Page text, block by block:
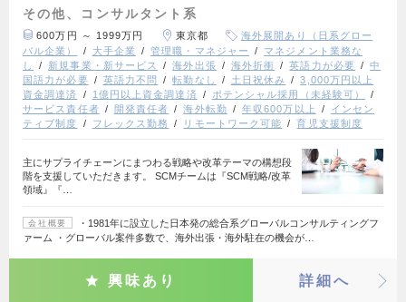
その他、コンサルタント系
600万円 ～ 1999万円 東京都
海外展開あり（日系グロー
バル企業）
大手企業 管理職・マネジャー
マネジメント業務な
し
新規事業・新サービス 海外出張 海外折衝 英語力が必要
中
国語力が必要
英語力不問 転勤なし 土日祝休み
3,000万円以上
資金調達済
1億円以上資金調達済
ポテンシャル採用（未経験可）
サービス責任者
開発責任者 海外転勤 年収600万以上
インセン
ティブ制度
フレックス勤務 リモートワーク可能 育児支援制度
主にサプライチェーンにまつわる戦略や改革テーマの構想段
階を支援していただきます。 SCMチームは『SCM戦略/改革
領域』『…
会社概要
・1981年に設立した日本発の総合系グローバルコンサルティングフ
ァーム ・グローバル案件多数で、海外出張・海外駐在の機会が…
興味あり 詳細へ